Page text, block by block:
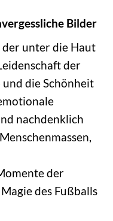
Bilder
der unter die Haut
der
und die Schönheit
nachdenklich
der
des Fußballs